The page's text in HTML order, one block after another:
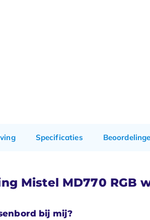
Specificaties
Mistel MD770 RGB
bij mij?